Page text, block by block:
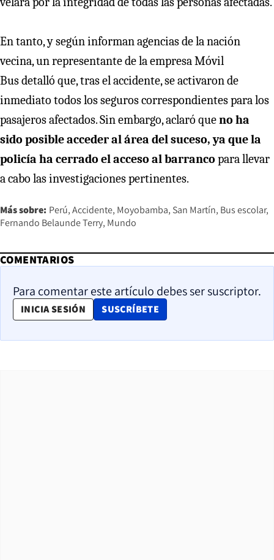
En tanto, y según informan agencias de la nación
vecina, un representante de la empresa Móvil
Bus detalló que, tras el accidente, se activaron de
inmediato todos los seguros correspondientes para los
pasajeros afectados. Sin embargo, aclaró queno ha
sido posible acceder al área del suceso, ya que la
policía ha cerrado el acceso al barranco para llevar
a cabo las investigaciones pertinentes.
Más sobre: Perú Accidente Moyobamba San Martín Bus escolar
Fernando Belaunde Terry Mundo
COMENTARIOS
Para comentar este artículo debes ser suscriptor.
INICIA SESIÓN SUSCRÍBETE
OPENS IN NEW WINDOW